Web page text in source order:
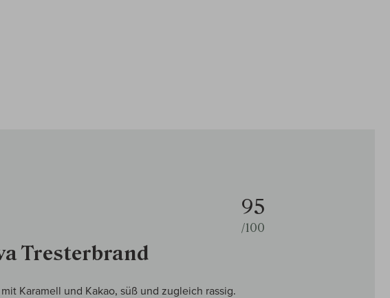
Tresterbrand
95
/100
Karamell und Kakao, süß und zugleich rassig.